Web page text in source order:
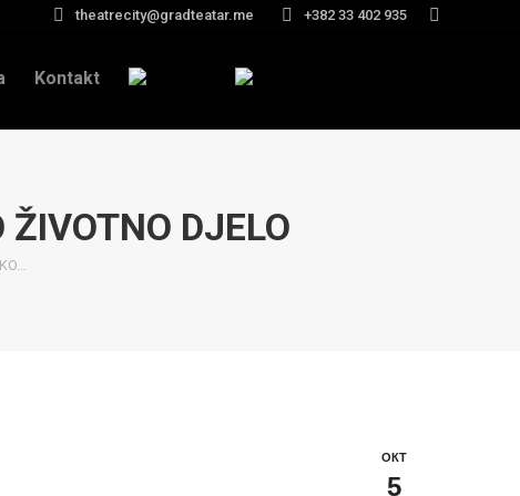
theatrecity@gradteatar.me +382 33 402 935 Search:
Kontakt
DJELO
ОКТ
5